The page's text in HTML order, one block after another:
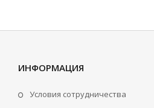
ИНФОРМАЦИЯ
Условия сотрудничества